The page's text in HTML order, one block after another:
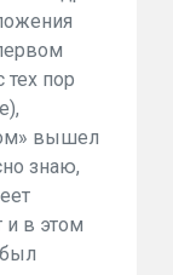
пор
вышел
знаю,
и в этом